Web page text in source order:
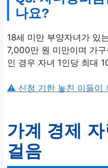
나요?
18세 미만 부양자녀가 있
7,000만 원 미만이며 가
인 경우 자녀 1인당 최대
⚠️ 신청 기한 놓친 이들이
가계 경제
걸음